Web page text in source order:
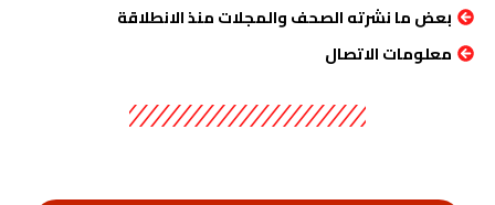
بعض ما نشرته الصحف والمجلات منذ الانطلاقة
معلومات الاتصال